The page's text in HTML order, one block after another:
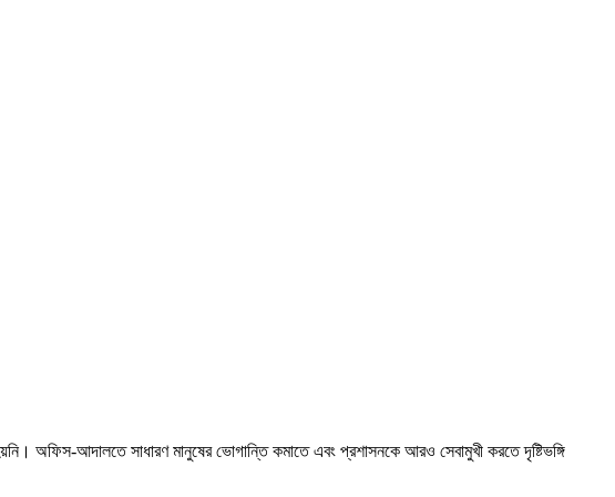
অফিস-আদালতে সাধারণ মানুষের ভোগান্তি কমাতে এবং প্রশাসনকে আরও সেবামুখী করতে দৃষ্টিভঙ্গি